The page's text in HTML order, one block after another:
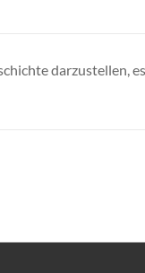
darzustellen,